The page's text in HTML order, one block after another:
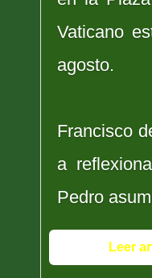
Vaticano
agosto.
Francisco
a
Pedro
Leer